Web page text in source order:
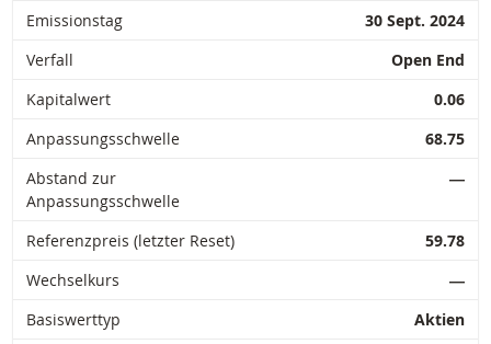
Emissionstag
30 Sept. 2024
Verfall
Open End
Kapitalwert
0.06
Anpassungsschwelle
68.75
Abstand zur
Anpassungsschwelle
―
Referenzpreis (letzter Reset)
59.78
Wechselkurs
―
Basiswerttyp
Aktien